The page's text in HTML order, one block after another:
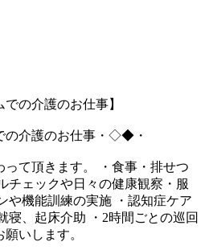
の介護のお仕事】
の介護のお仕事・◇◆・
って頂きます。 ・食事・排せつ
チェックや日々の健康観察・服
や機能訓練の実施 ・認知症ケア
寝、起床介助 ・2時間ごとの巡回
いします。